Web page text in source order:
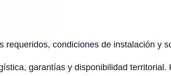
condiciones de instalación y
garantías y disponibilidad territorial.